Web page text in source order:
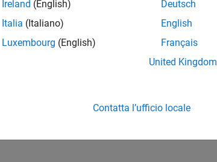
Ireland (English)
Italia (Italiano)
Luxembourg (English)
Deutsch
English
Français
United Kingdom
Contatta l’ufficio locale